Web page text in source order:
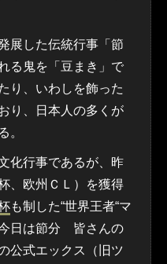
展した伝統行事「節
る鬼を「豆まき」で
り、いわしを飾った
り、日本人の多くが
。
化行事であるが、昨
、欧州ＣＬ）を獲得
も制した“世界王者“マ
日は節分 皆さんの
公式エックス（旧ツ